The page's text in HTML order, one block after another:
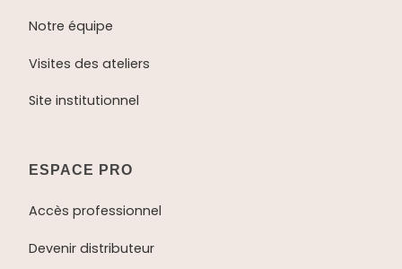
Notre équipe
Visites des ateliers
Site institutionnel
ESPACE PRO
Accès professionnel
Devenir distributeur